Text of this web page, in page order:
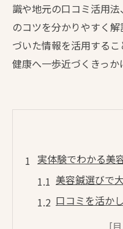
識や地元の口コミ活用
のコツを分かりやすく
づいた情報を活用する
健康へ一歩近づくきっか
実体験でわかる美
美容鍼選びで
口コミを活か
北区の美容鍼